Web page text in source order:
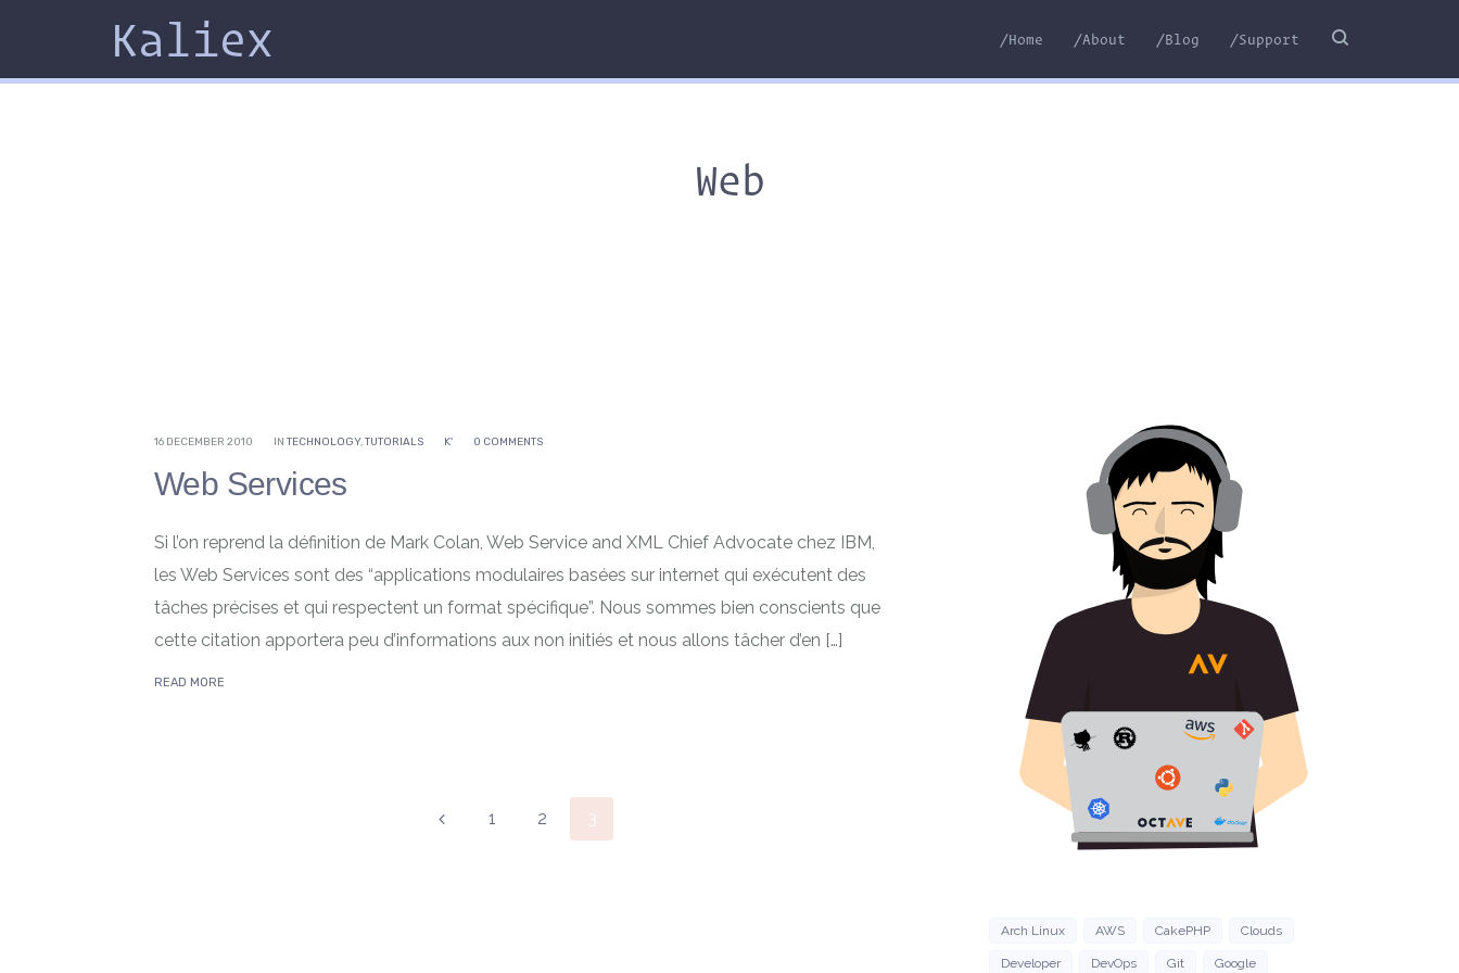
Kaliex /Home /About /Blog /Support
Web
16 DECEMBER 2010 IN TECHNOLOGY,TUTORIALS K' 0 COMMENTS
Web Services
Si l’on reprend la définition de Mark Colan, Web Service and XML Chief Advocate chez IBM,
les Web Services sont des “applications modulaires basées sur internet qui exécutent des
tâches précises et qui respectent un format spécifique”. Nous sommes bien conscients que
cette citation apportera peu d’informations aux non initiés et nous allons tâcher d’en […]
READ MORE
1 2 3
Arch Linux AWS CakePHP Clouds
Developer DevOps Git Google